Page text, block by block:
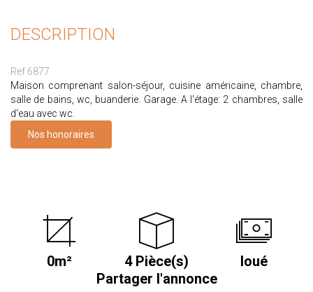
DESCRIPTION
Ref 6877
Maison comprenant salon-séjour, cuisine américaine, chambre,
salle de bains, wc, buanderie. Garage. A l'étage: 2 chambres, salle
d'eau avec wc.
Nos honoraires
0m² 4 Pièce(s)
loué
Partager l'annonce